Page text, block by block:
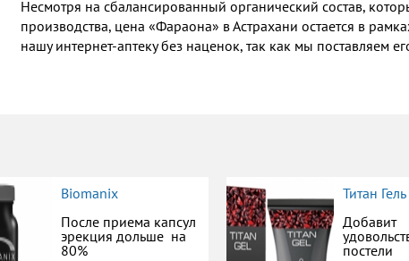
Несмотря на сбалансированный органический состав,
производства, цена «Фараона» в Астрахани остается в
нашу интернет-аптеку без наценок, так как мы поставляем
Biomanix
После приема капсул
эрекция дольше на
80%
Титан Гель
Добавит
постели